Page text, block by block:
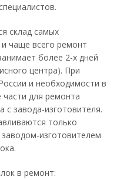
склад самых
чаще всего ремонт
более 2-х дней
центра). При
и необходимости в
для ремонта
с завода-изготовителя.
только
изготовителем
в ремонт: